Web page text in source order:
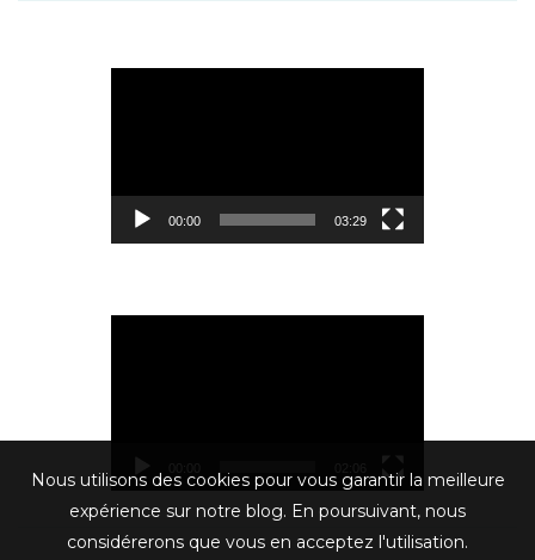
00:00 03:29
Nous utilisons des cookies pour vous garantir la meilleure
expérience sur notre blog. En poursuivant, nous
considérerons que vous en acceptez l'utilisation.